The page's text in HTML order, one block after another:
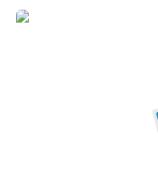
Реабілітаційний